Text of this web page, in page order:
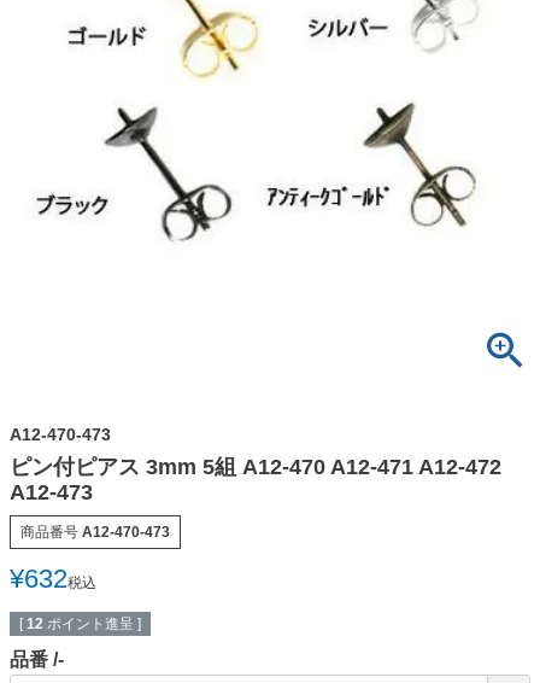
A12-470-473
ピン付ピアス 3mm 5組 A12-470 A12-471 A12-472
A12-473
商品番号 A12-470-473
¥632税込
[ 12 ポイント進呈 ]
品番 -